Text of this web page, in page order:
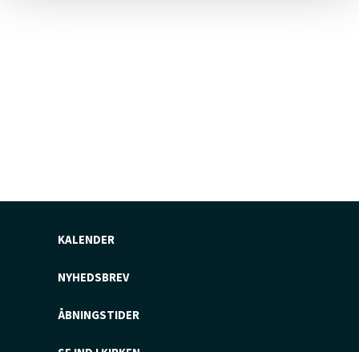
KALENDER
NYHEDSBREV
ÅBNINGSTIDER